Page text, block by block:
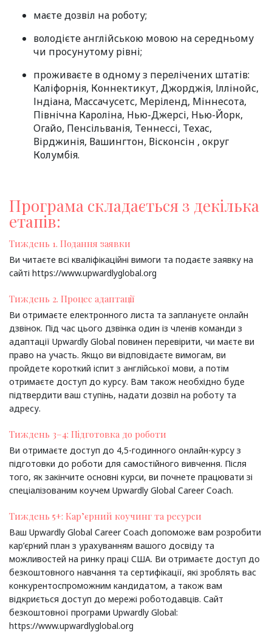
маєте дозвіл на роботу;
володієте англійською мовою на середньому
чи просунутому рівні;
проживаєте в одному з перелічених штатів:
Каліфорнія, Коннектикут, Джорджія, Іллінойс,
Індіана, Массачусетс, Меріленд, Міннесота,
Північна Кароліна, Нью-Джерсі, Нью-Йорк,
Огайо, Пенсільванія, Теннессі, Техас,
Вірджинія, Вашингтон, Вісконсін , округ
Колумбія.
Програма складається з декілька
етапів:
Тиждень 1. Подання заявки
Ви читаєте всі кваліфікаційні вимоги та подаєте заявку на
сайті https://www.upwardlyglobal.org
Тиждень 2. Процес адаптації
Ви отримаєте електронного листа та заплануєте онлайн
дзвінок. Під час цього дзвінка один із членів команди з
адаптації Upwardly Global повинен перевірити, чи маєте ви
право на участь. Якщо ви відповідаєте вимогам, ви
пройдете короткий іспит з англійської мови, а потім
отримаєте доступ до курсу. Вам також необхідно буде
підтвердити ваш ступінь, надати дозвіл на роботу та
адресу.
Тиждень 3–4: Підготовка до роботи
Ви отримаєте доступ до 4,5-годинного онлайн-курсу з
підготовки до роботи для самостійного вивчення. Після
того, як закінчите основні курси, ви почнете працювати зі
спеціалізованим коучем Upwardly Global Career Coach.
Тиждень 5+: Кар’єрний коучинг та ресурси
Ваш Upwardly Global Career Coach допоможе вам розробити
кар’єрний план з урахуванням вашого досвіду та
можливостей на ринку праці США. Ви отримаєте доступ до
безкоштовного навчання та сертифікації, які зроблять вас
конкурентоспроможним кандидатом, а також вам
відкриється доступ до мережі роботодавців. Сайт
безкоштовної програми Upwardly Global:
https://www.upwardlyglobal.org